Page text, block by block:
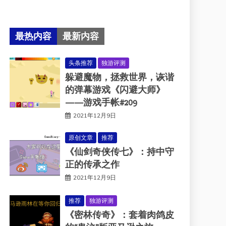
最热内容 最新内容
头条推荐 独游评测
躲避魔物，拯救世界，诙谐
的弹幕游戏《闪避大师》
——游戏手帐#209
2021年12月9日
原创文章 推荐
《仙剑奇侠传七》：持中守
正的传承之作
2021年12月9日
推荐 独游评测
《密林传奇》：套着肉鸽皮